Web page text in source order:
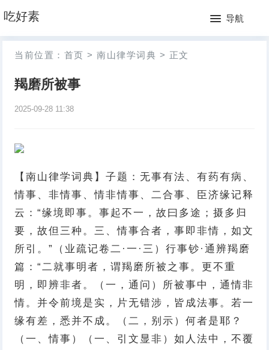
吃好素 导航
网
站
月
当前位置： 首页 > 南山律学词典 > 正文
羯磨所被事
2025-09-28 11:38
【南山律学词典】子题：无事有法、有药有病、
情事、非情事、情非情事、二合事、臣济缘记释
云：“缘境即事。事起不一，故曰多途；摄多归
要，故但三种。三、情事合者，事即非情，如文
所引。”（业疏记卷二·一·三）行事钞·通辨羯磨
篇：“二就事明者，谓羯磨所被之事。更不重
明，即辨非者。（一，通问）所被事中，通情非
情。并令前境是实，片无错涉，皆成法事。若一
缘有差，悉并不成。（二，别示）何者是耶？
（一、情事）（一、引文显非）如人法中，不覆